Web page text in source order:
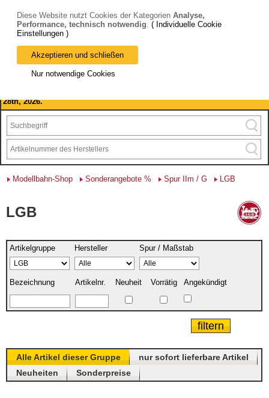
Bitte beachten Sie: wir machen Betriebsferien, vom 03. bis 28.
August 2026 haben wir geschlossen.
28th, 2026.
Modellbahn-Shop Sonderangebote % Spur IIm / G LGB
LGB
Artikelgruppe Hersteller Spur / Maßstab
Bezeichnung Artikelnr. Neuheit Vorrätig Angekündigt
Alle Artikel dieser Gruppe
nur sofort lieferbare Artikel
Neuheiten
Sonderpreise
Diese Website nutzt Cookies der Kategorien Analyse,
Performance, technisch notwendig. ( Individuelle Cookie
Einstellungen )
Akzeptieren und schließen
Nur notwendige Cookies